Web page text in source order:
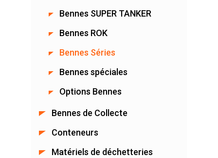
Bennes SUPER TANKER
Bennes ROK
Bennes Séries
Bennes spéciales
Options Bennes
Bennes de Collecte
Conteneurs
Matériels de déchetteries